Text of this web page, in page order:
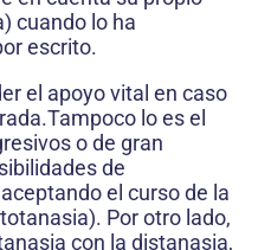
cuando lo ha
escrito.
el apoyo vital en caso
lo es el
o de gran
de
el curso de la
Por otro lado,
con la distanasia,